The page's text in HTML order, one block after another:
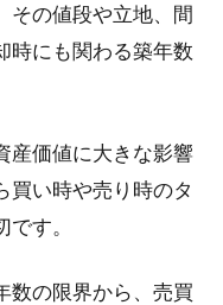
その値段や立地、間
時にも関わる築年数
産価値に大きな影響
買い時や売り時のタ
す。
数の限界から、売買